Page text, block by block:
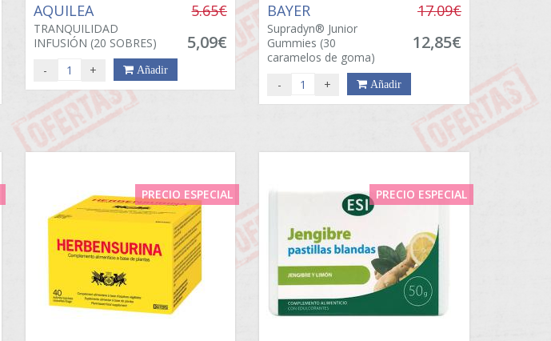
AQUILEA
TRANQUILIDAD
INFUSIÓN (20 SOBRES)
5.65€
5,09€
- + Añadir
BAYER
Supradyn® Junior
Gummies (30
caramelos de goma)
17.09€
12,85€
- + Añadir
PRECIO ESPECIAL PRECIO ESPECIAL